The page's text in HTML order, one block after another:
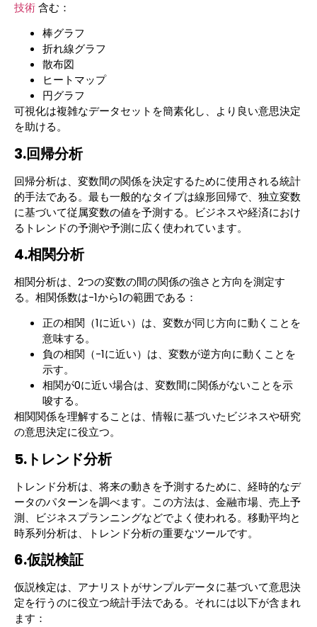
技術含む：
棒グラフ
折れ線グラフ
散布図
ヒートマップ
円グラフ
可視化は複雑なデータセットを簡素化し、より良い意思決定
を助ける。
3.回帰分析
回帰分析は、変数間の関係を決定するために使用される統計
的手法である。最も一般的なタイプは線形回帰で、独立変数
に基づいて従属変数の値を予測する。ビジネスや経済におけ
るトレンドの予測や予測に広く使われています。
4.相関分析
相関分析は、2つの変数の間の関係の強さと方向を測定す
る。相関係数は-1から1の範囲である：
正の相関（1に近い）は、変数が同じ方向に動くことを
意味する。
負の相関（-1に近い）は、変数が逆方向に動くことを
示す。
相関が0に近い場合は、変数間に関係がないことを示
唆する。
相関関係を理解することは、情報に基づいたビジネスや研究
の意思決定に役立つ。
5.トレンド分析
トレンド分析は、将来の動きを予測するために、経時的なデ
ータのパターンを調べます。この方法は、金融市場、売上予
測、ビジネスプランニングなどでよく使われる。移動平均と
時系列分析は、トレンド分析の重要なツールです。
6.仮説検証
仮説検定は、アナリストがサンプルデータに基づいて意思決
定を行うのに役立つ統計手法である。それには以下が含まれ
ます：